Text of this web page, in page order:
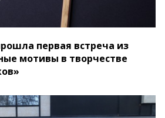
первая встреча из
мотивы в творчестве